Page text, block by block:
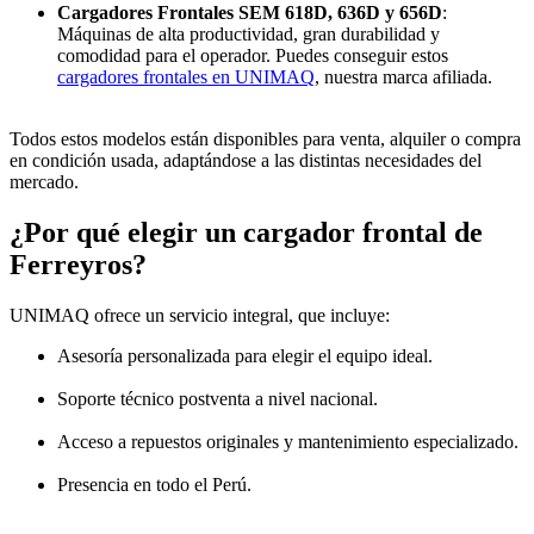
Cargadores Frontales SEM 618D, 636D y 656D:
Máquinas de alta productividad, gran durabilidad y
comodidad para el operador. Puedes conseguir estos
cargadores frontales en UNIMAQ, nuestra marca afiliada.
Todos estos modelos están disponibles para venta, alquiler o compra
en condición usada, adaptándose a las distintas necesidades del
mercado.
¿Por qué elegir un cargador frontal de
Ferreyros?
UNIMAQ ofrece un servicio integral, que incluye:
Asesoría personalizada para elegir el equipo ideal.
Soporte técnico postventa a nivel nacional.
Acceso a repuestos originales y mantenimiento especializado.
Presencia en todo el Perú.